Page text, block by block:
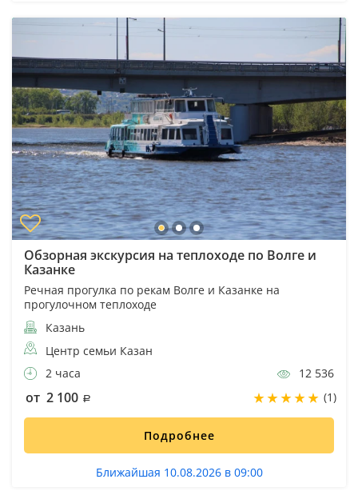
Обзорная экскурсия на теплоходе по Волге и
Казанке
Речная прогулка по рекам Волге и Казанке на
прогулочном теплоходе
Казань
Центр семьи Казан
2 часа
12 536
от 2 100 (1)
Подробнее
Ближайшая 10.08.2026 в 09:00